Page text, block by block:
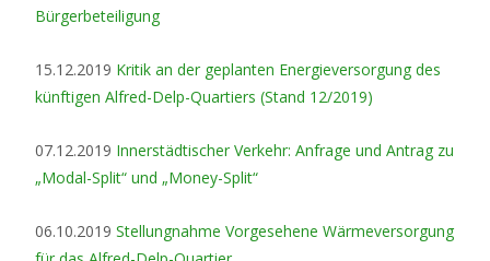
Bürgerbeteiligung
15.12.2019 Kritik an der geplanten Energieversorgung des
künftigen Alfred-Delp-Quartiers (Stand 12/2019)
07.12.2019 Innerstädtischer Verkehr: Anfrage und Antrag zu
„Modal-Split“ und „Money-Split“
06.10.2019 Stellungnahme Vorgesehene Wärmeversorgung